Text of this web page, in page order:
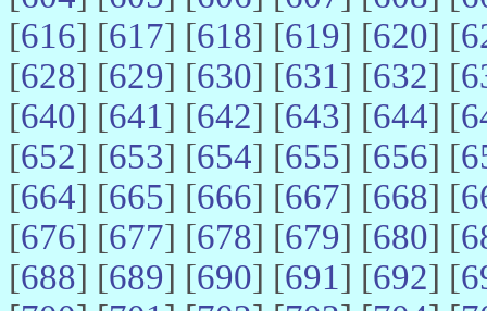
[616] [617] [618] [619] [620] [
[628] [629] [630] [631] [632] [
[640] [641] [642] [643] [644] [
[652] [653] [654] [655] [656] [
[664] [665] [666] [667] [668] [
[676] [677] [678] [679] [680] [
[688] [689] [690] [691] [692] [